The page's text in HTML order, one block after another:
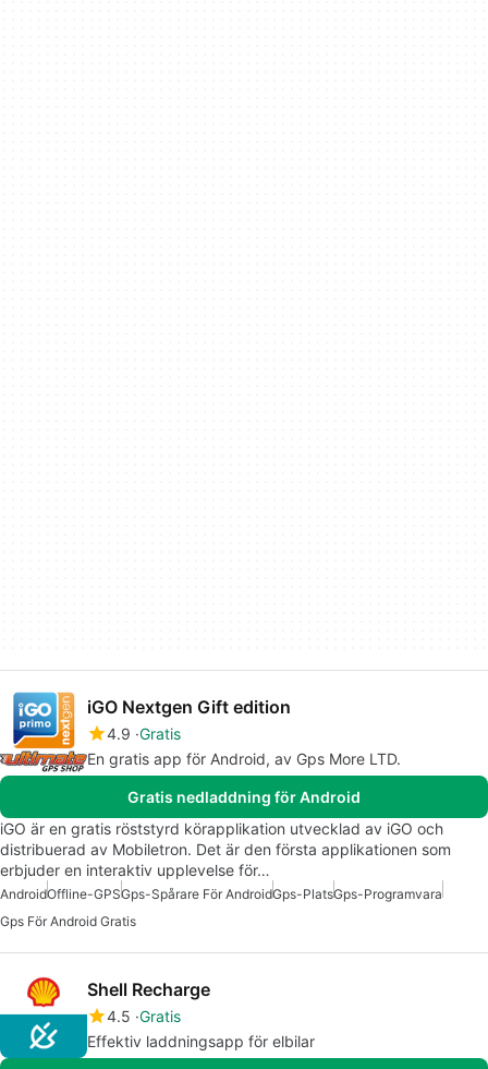
iGO Nextgen Gift edition
4.9 Gratis
En gratis app för Android, av Gps More LTD.
Gratis nedladdning för Android
iGO är en gratis röststyrd körapplikation utvecklad av iGO och
distribuerad av Mobiletron. Det är den första applikationen som
erbjuder en interaktiv upplevelse för…
AndroidOffline-GPSGps-Spårare För AndroidGps-PlatsGps-Programvara
Gps För Android Gratis
Shell Recharge
4.5 Gratis
Effektiv laddningsapp för elbilar